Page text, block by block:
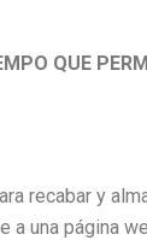
QUE
recabar y
a una página